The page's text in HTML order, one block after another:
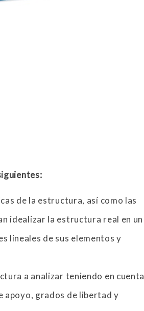
de la estructura, así como las
idealizar la estructura real en un
lineales de sus elementos y
a analizar teniendo en cuenta
grados de libertad y